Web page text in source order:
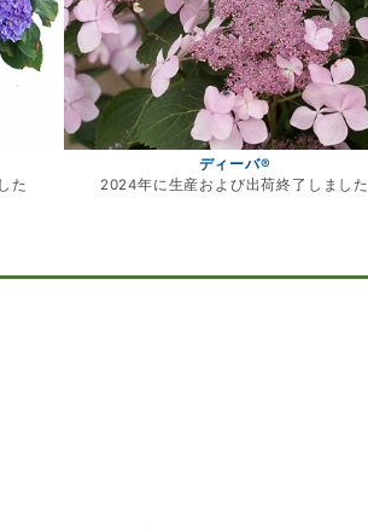
た
ディーバ®
2024年に生産および出荷終了しました